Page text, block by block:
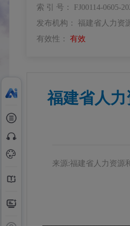
索 引 号： FJ00114-0605-
发布机构： 福建省人力资
有效性： 有效
福建省人
来源:福建省人力资源